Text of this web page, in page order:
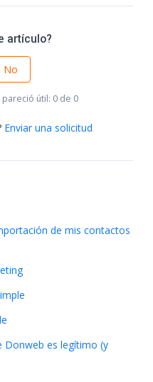
artículo?
No
útil: 0 de 0
Enviar una solicitud
de mis contactos
Donweb es legítimo (y